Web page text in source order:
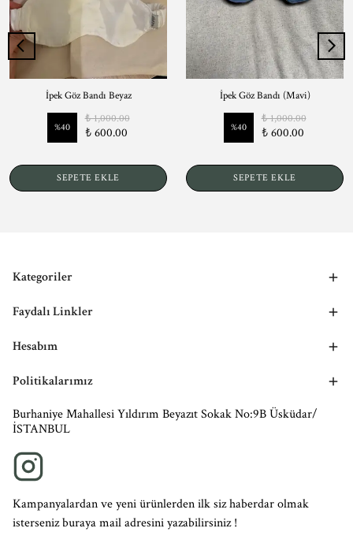
İpek Göz Bandı Beyaz
%40
₺ 1,000.00
₺ 600.00
SEPETE EKLE
İpek Göz Bandı (Mavi)
%40
₺ 1,000.00
₺ 600.00
SEPETE EKLE
Kategoriler
Faydalı Linkler
Hesabım
Politikalarımız
Burhaniye Mahallesi Yıldırım Beyazıt Sokak No:9B Üsküdar/
İSTANBUL
Kampanyalardan ve yeni ürünlerden ilk siz haberdar olmak
isterseniz buraya mail adresini yazabilirsiniz !